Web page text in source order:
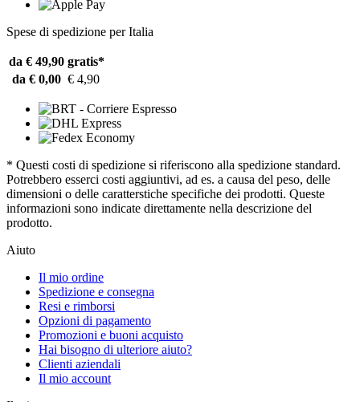
Spese di spedizione per Italia
da € 49,90 gratis*
da € 0,00 € 4,90
* Questi costi di spedizione si riferiscono alla spedizione standard.
Potrebbero esserci costi aggiuntivi, ad es. a causa del peso, delle
dimensioni o delle caratterstiche specifiche dei prodotti. Queste
informazioni sono indicate direttamente nella descrizione del
prodotto.
Aiuto
Il mio ordine
Spedizione e consegna
Resi e rimborsi
Opzioni di pagamento
Promozioni e buoni acquisto
Hai bisogno di ulteriore aiuto?
Clienti aziendali
Il mio account